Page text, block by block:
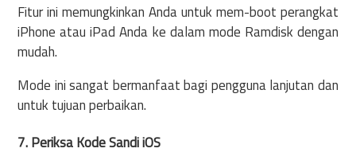
Fitur ini memungkinkan Anda untuk mem-boot perangkat
iPhone atau iPad Anda ke dalam mode Ramdisk dengan
mudah.
Mode ini sangat bermanfaat bagi pengguna lanjutan dan
untuk tujuan perbaikan.
7. Periksa Kode Sandi iOS